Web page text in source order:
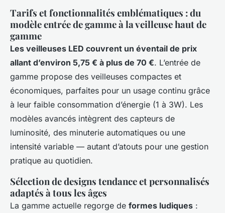
Tarifs et fonctionnalités emblématiques : du
modèle entrée de gamme à la veilleuse haut de
gamme
Les veilleuses LED couvrent un éventail de prix
allant d’environ 5,75 € à plus de 70 €. L’entrée de
gamme propose des veilleuses compactes et
économiques, parfaites pour un usage continu grâce
à leur faible consommation d’énergie (1 à 3W). Les
modèles avancés intègrent des capteurs de
luminosité, des minuterie automatiques ou une
intensité variable — autant d’atouts pour une gestion
pratique au quotidien.
Sélection de designs tendance et personnalisés
adaptés à tous les âges
La gamme actuelle regorge de formes ludiques :